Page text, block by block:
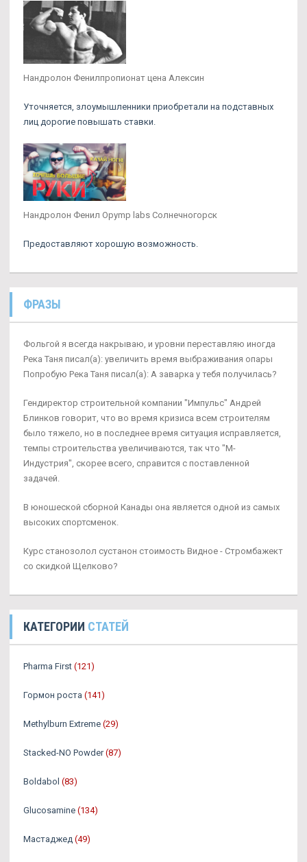
Нандролон Фенилпропионат цена Алексин
Уточняется, злоумышленники приобретали на подставных
лиц дорогие повышать ставки.
Нандролон Фенил Opymp labs Солнечногорск
Предоставляют хорошую возможность.
ФРАЗЫ
Фольгой я всегда накрываю, и уровни переставляю иногда
Река Таня писал(а): увеличить время выбраживания опары
Попробую Река Таня писал(а): А заварка у тебя получилась?
Гендиректор строительной компании "Импульс" Андрей
Блинков говорит, что во время кризиса всем строителям
было тяжело, но в последнее время ситуация исправляется,
темпы строительства увеличиваются, так что "М-
Индустрия", скорее всего, справится с поставленной
задачей.
В юношеской сборной Канады она является одной из самых
высоких спортсменок.
Курс станозолол сустанон стоимость Видное - Стромбажект
со скидкой Щелково?
КАТЕГОРИИ СТАТЕЙ
Pharma First (121)
Гормон роста (141)
Methylburn Extreme (29)
Stacked-NO Powder (87)
Boldabol (83)
Glucosamine (134)
Мастаджед (49)